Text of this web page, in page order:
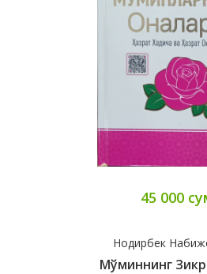
45 000
Нодирбек
Мўминнинг